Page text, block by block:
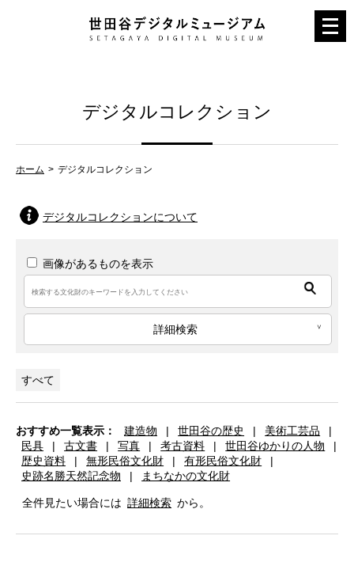
メ
ニ
デジタルコレクション
ホーム デジタルコレクション
デジタルコレクションについて
画像があるものを表示
詳細検索
すべて
おすすめ一覧表示： 建造物 | 世田谷の歴史 | 美術工芸品
|
民具
| 古文書 | 写真 | 考古資料 | 世田谷ゆかりの人物
|
歴史資料
| 無形民俗文化財 | 有形民俗文化財
|
史跡名勝天然記念物
| まちなかの文化財
全件見たい場合には 詳細検索 から。